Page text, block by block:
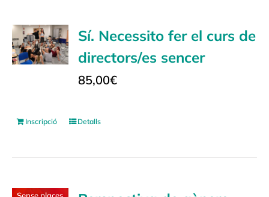
Sí. Necessito fer el curs de
directors/es sencer
85,00€
Inscripció Detalls
Sense places